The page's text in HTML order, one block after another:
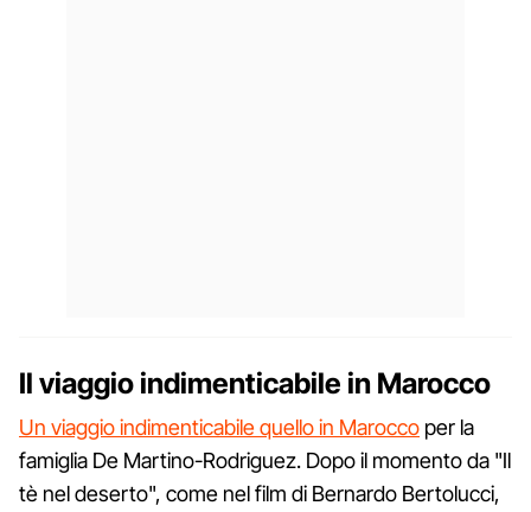
Il viaggio indimenticabile in Marocco
Un viaggio indimenticabile quello in Marocco per la
famiglia De Martino-Rodriguez. Dopo il momento da "Il
tè nel deserto", come nel film di Bernardo Bertolucci,